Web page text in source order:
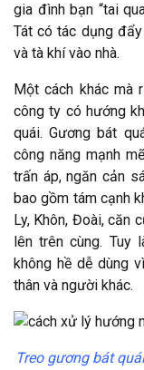
gia đình bạn “tai
Tát có tác dụng
và tà khí vào nhà.
Một cách khác mà
công ty có hướng
quái. Gương bát
công năng mạnh
trấn áp, ngăn cản
bao gồm tám cạnh
Ly, Khôn, Đoài, căn
lên trên cùng. Tuy
không hề dễ dùng
thân và người khác.
Treo gương bát